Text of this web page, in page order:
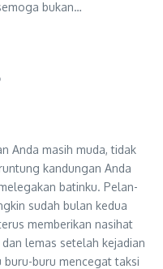
bukan…
Anda masih muda, tidak
kandungan Anda
batinku. Pelan-
sudah bulan kedua
memberikan nasihat
lemas setelah kejadian
buru mencegat taksi